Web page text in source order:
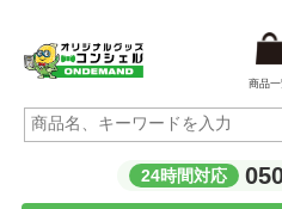
商品一
24時間対応